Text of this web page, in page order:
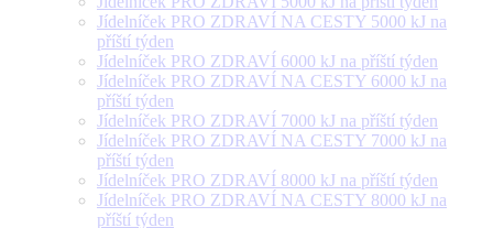
Jídelníček PRO ZDRAVÍ NA CESTY 5000 kJ na
příští týden
Jídelníček PRO ZDRAVÍ 6000 kJ na příští týden
Jídelníček PRO ZDRAVÍ NA CESTY 6000 kJ na
příští týden
Jídelníček PRO ZDRAVÍ 7000 kJ na příští týden
Jídelníček PRO ZDRAVÍ NA CESTY 7000 kJ na
příští týden
Jídelníček PRO ZDRAVÍ 8000 kJ na příští týden
Jídelníček PRO ZDRAVÍ NA CESTY 8000 kJ na
příští týden